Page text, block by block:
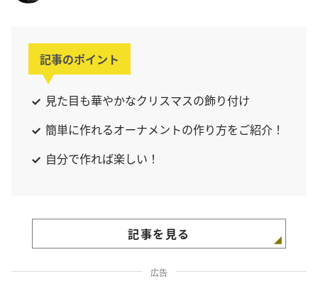
記事のポイント
見た目も華やかなクリスマスの飾り付け
簡単に作れるオーナメントの作り方をご紹介！
自分で作れば楽しい！
記事を見る
広告